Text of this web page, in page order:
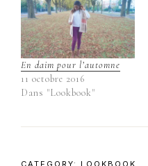
En daim pour l’automne
11 octobre 2016
Dans "Lookbook"
CATEGORY: LOOKBOOK